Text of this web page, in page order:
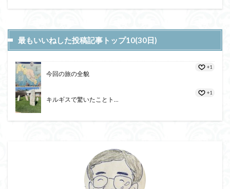
最もいいねした投稿記事トップ10(30日)
今回の旅の全貌
+1
キルギスで驚いたことト...
+1